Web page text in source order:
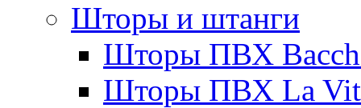
Шторы и штанги
Шторы ПВХ
Шторы ПВХ La